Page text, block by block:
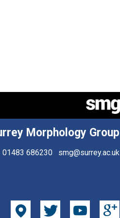
Morphology Group
01483 686230 smg@surrey.ac.uk